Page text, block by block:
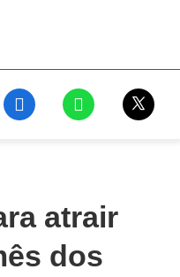
atrair
dos